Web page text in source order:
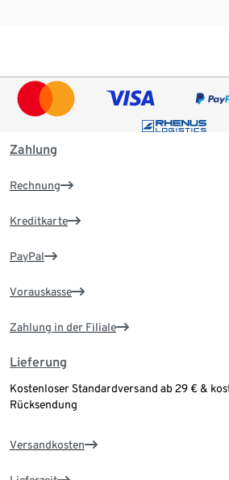
Zahlung
Rechnung
Kreditkarte
PayPal
Vorauskasse
Zahlung in der Filiale
Lieferung
Kostenloser Standardversand ab 29 € &
Rücksendung
Versandkosten